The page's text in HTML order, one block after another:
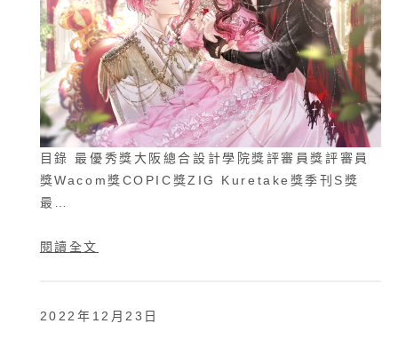
目錄 最優秀獎大阪總合設計學院獎評審員獎評審員
獎Wacom獎COPIC獎ZIG Kuretake獎季刊S獎
最…
閱讀全文
2022年12月23日